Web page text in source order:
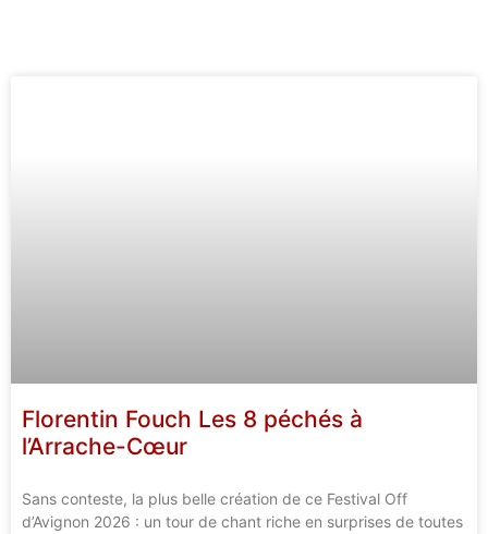
Florentin Fouch Les 8 péchés à
l’Arrache-Cœur
Sans conteste, la plus belle création de ce Festival Off
d’Avignon 2026 : un tour de chant riche en surprises de toutes